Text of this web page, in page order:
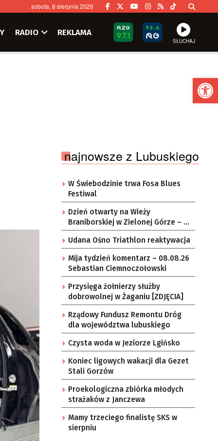
sobota, 8 sierpnia 2026
RADIO REKLAMA
SŁUCHAJ
najnowsze z Lubuskiego
W Świebodzinie trwa Fosa Blues
Festiwal
Dzień otwarty na Wieży
Braniborskiej w Zielonej Górze – po
raz ostatni w tym roku
Udana Ośno Triathlon reaktywacja
Mija tydzień komentarz – 08.08.26
Sebastian Ciemnoczołowski
Przysięga żołnierzy służby
dobrowolnej w Żaganiu [ZDJĘCIA]
Rządowy Fundusz Remontu Dróg
dla województwa lubuskiego
Czysta woda w Jeziorze Lgińsko
Koniec ligowych wakacji dla Gezet
Stali Gorzów
Proekologiczna zbiórka młodych
strażaków z Janczewa
Mamy trzeciego finalistę SKS w
sierpniu